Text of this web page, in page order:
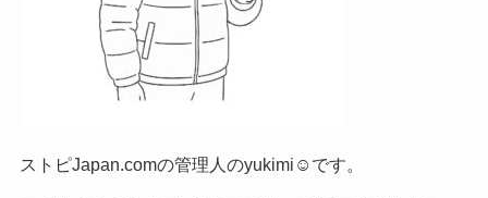
ストピJapan.comの管理人のyukimi☺です。